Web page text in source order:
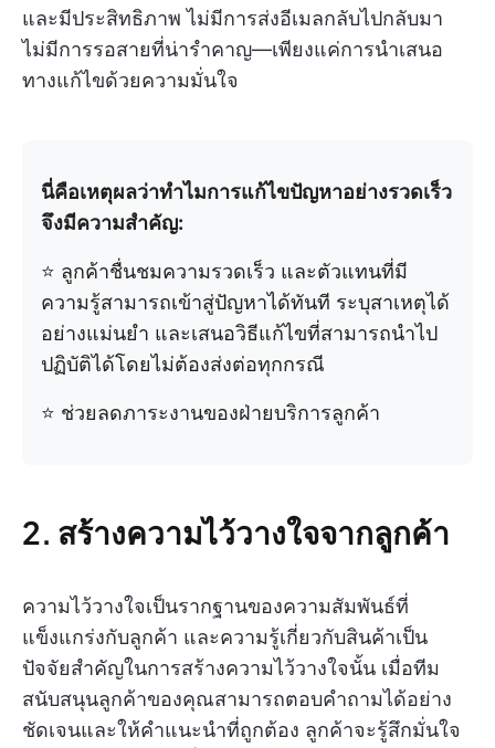
และมีประสิทธิภาพ ไม่มีการส่งอีเมลกลับไปกลับมา
ไม่มีการรอสายที่น่ารำคาญ—เพียงแค่การนำเสนอ
ทางแก้ไขด้วยความมั่นใจ
นี่คือเหตุผลว่าทำไมการแก้ไขปัญหาอย่างรวดเร็ว
จึงมีความสำคัญ:
⭐ ลูกค้าชื่นชมความรวดเร็ว และตัวแทนที่มี
ความรู้สามารถเข้าสู่ปัญหาได้ทันที ระบุสาเหตุได้
อย่างแม่นยำ และเสนอวิธีแก้ไขที่สามารถนำไป
ปฏิบัติได้โดยไม่ต้องส่งต่อทุกกรณี
⭐ ช่วยลดภาระงานของฝ่ายบริการลูกค้า
2. สร้างความไว้วางใจจากลูกค้า
ความไว้วางใจเป็นรากฐานของความสัมพันธ์ที่
แข็งแกร่งกับลูกค้า และความรู้เกี่ยวกับสินค้าเป็น
ปัจจัยสำคัญในการสร้างความไว้วางใจนั้น เมื่อทีม
สนับสนุนลูกค้าของคุณสามารถตอบคำถามได้อย่าง
ชัดเจนและให้คำแนะนำที่ถูกต้อง ลูกค้าจะรู้สึกมั่นใจ